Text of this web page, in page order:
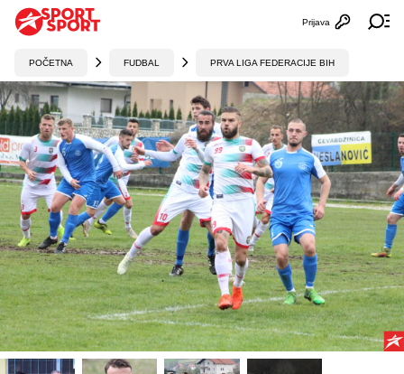
Otvori
Prijava
POČETNA FUDBAL PRVA LIGA FEDERACIJE BIH